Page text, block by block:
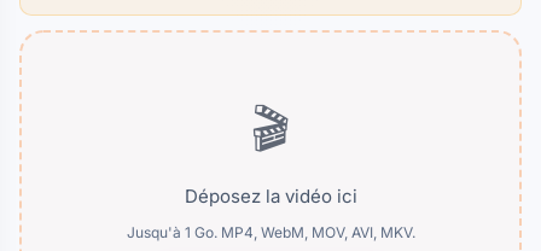
🎬
Déposez la vidéo ici
Jusqu'à 1 Go. MP4, WebM, MOV, AVI, MKV.